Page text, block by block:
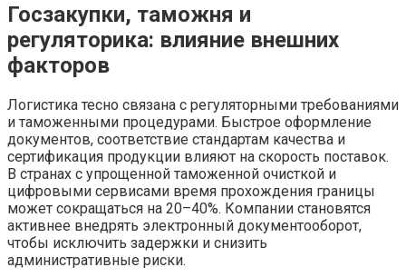
Госзакупки, таможня и
регуляторика: влияние внешних
факторов
Логистика тесно связана с регуляторными требованиями
и таможенными процедурами. Быстрое оформление
документов, соответствие стандартам качества и
сертификация продукции влияют на скорость поставок.
В странах с упрощенной таможенной очисткой и
цифровыми сервисами время прохождения границы
может сокращаться на 20–40%. Компании становятся
активнее внедрять электронный документооборот,
чтобы исключить задержки и снизить
административные риски.